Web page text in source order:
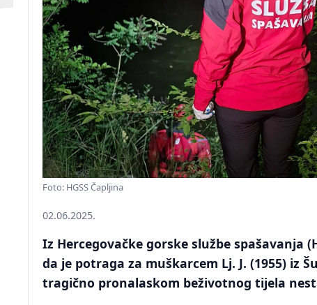
Foto: HGSS Čapljina
02.06.2025.
Iz Hercegovačke gorske službe spašavanja
da je potraga za muškarcem Lj. J. (1955) iz
tragično pronalaskom beživotnog tijela